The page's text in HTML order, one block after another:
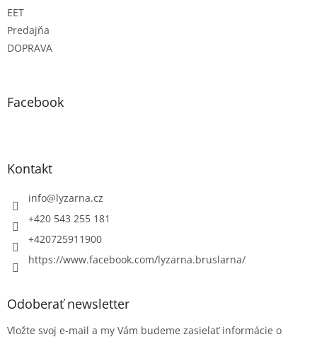
EET
Predajňa
DOPRAVA
Facebook
Kontakt
info@lyzarna.cz
+420 543 255 181
+420725911900
https://www.facebook.com/lyzarna.bruslarna/
Odoberať newsletter
Vložte svoj e-mail a my Vám budeme zasielať informácie o